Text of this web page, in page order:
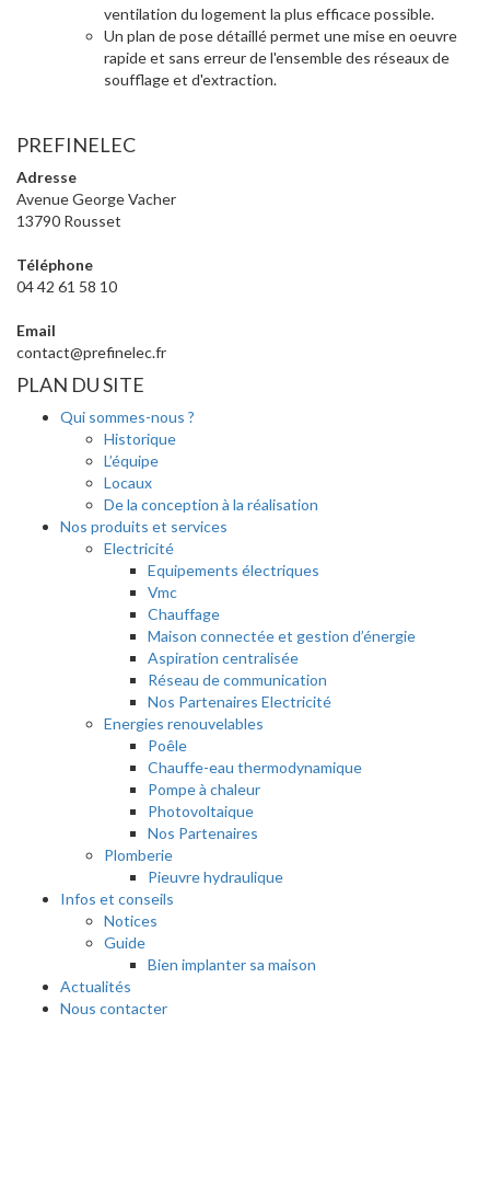
ventilation du logement la plus efficace possible.
Un plan de pose détaillé permet une mise en oeuvre
rapide et sans erreur de l'ensemble des réseaux de
soufflage et d'extraction.
PREFINELEC
Adresse
Avenue George Vacher
13790 Rousset
Téléphone
04 42 61 58 10
Email
contact@prefinelec.fr
PLAN DU SITE
Qui sommes-nous ?
Historique
L’équipe
Locaux
De la conception à la réalisation
Nos produits et services
Electricité
Equipements électriques
Vmc
Chauffage
Maison connectée et gestion d’énergie
Aspiration centralisée
Réseau de communication
Nos Partenaires Electricité
Energies renouvelables
Poêle
Chauffe-eau thermodynamique
Pompe à chaleur
Photovoltaique
Nos Partenaires
Plomberie
Pieuvre hydraulique
Infos et conseils
Notices
Guide
Bien implanter sa maison
Actualités
Nous contacter